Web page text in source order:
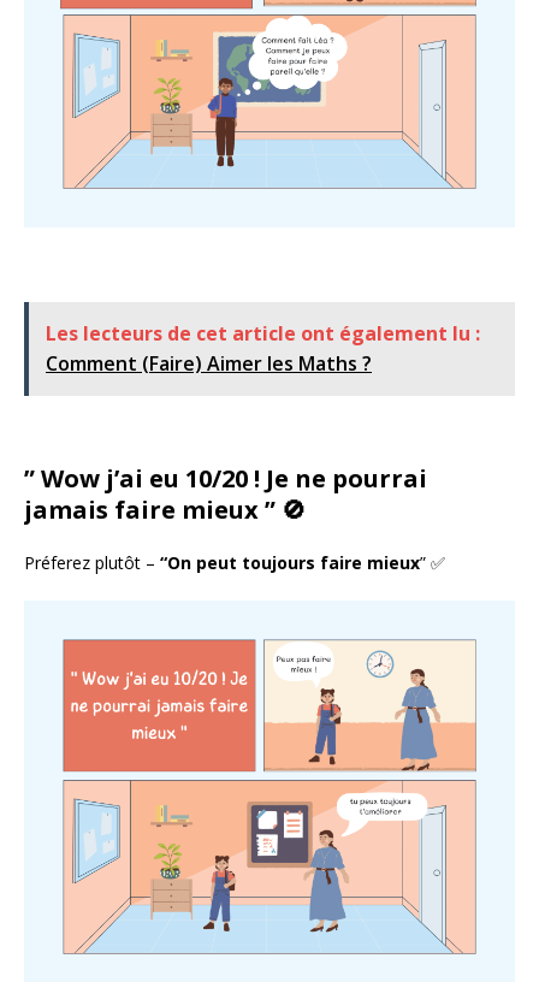
Les lecteurs de cet article ont également lu :
Comment (Faire) Aimer les Maths ?
” Wow j’ai eu 10/20 ! Je ne pourrai
jamais faire mieux ” 🚫
Préferez plutôt – “On peut toujours faire mieux” ✅